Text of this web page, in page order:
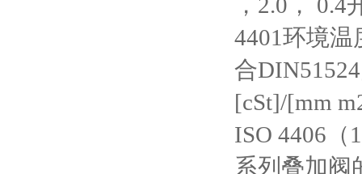
4401环境
合
[cSt]/[mm
ISO 4406（
系列叠加阀